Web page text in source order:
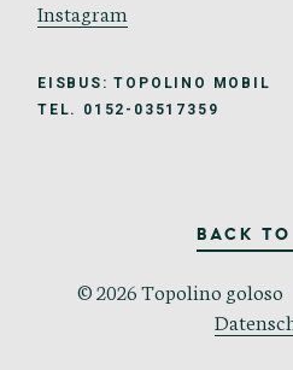
Instagram
EISBUS: TOPOLINO MOBIL
TEL. 0152-03517359
BACK
© 2026 Topolino